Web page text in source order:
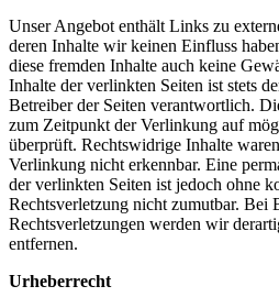
Unser Angebot enthält Links zu
deren Inhalte wir keinen Einfluss
diese fremden Inhalte auch keine
Inhalte der verlinkten Seiten ist stets
Betreiber der Seiten verantwortlich.
zum Zeitpunkt der Verlinkung auf
überprüft. Rechtswidrige Inhalte
Verlinkung nicht erkennbar. Eine
der verlinkten Seiten ist jedoch ohne
Rechtsverletzung nicht zumutbar. Bei
Rechtsverletzungen werden wir
entfernen.
Urheberrecht